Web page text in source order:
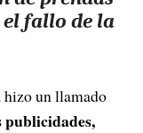
el fallo de la
hizo un llamado
publicidades,